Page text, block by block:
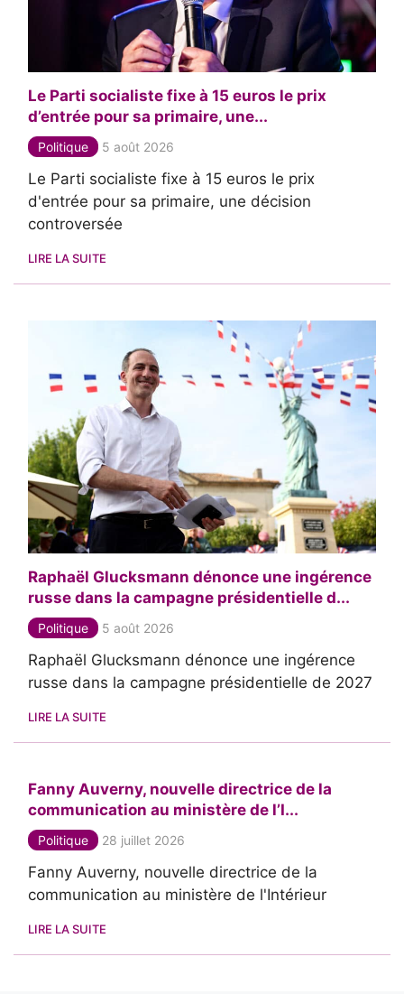
Le Parti socialiste fixe à 15 euros le prix
d’entrée pour sa primaire, une...
Politique 5 août 2026
Le Parti socialiste fixe à 15 euros le prix
d'entrée pour sa primaire, une décision
controversée
LIRE LA SUITE
Raphaël Glucksmann dénonce une ingérence
russe dans la campagne présidentielle d...
Politique 5 août 2026
Raphaël Glucksmann dénonce une ingérence
russe dans la campagne présidentielle de 2027
LIRE LA SUITE
Fanny Auverny, nouvelle directrice de la
communication au ministère de l’I...
Politique 28 juillet 2026
Fanny Auverny, nouvelle directrice de la
communication au ministère de l'Intérieur
LIRE LA SUITE